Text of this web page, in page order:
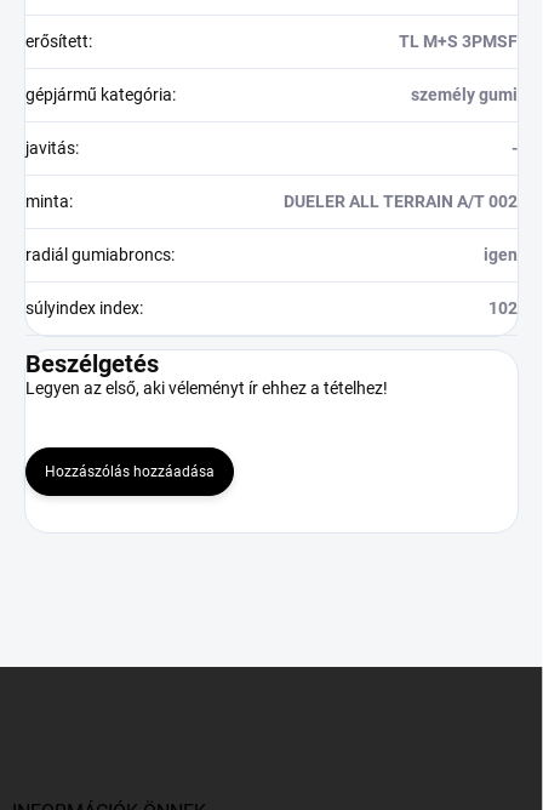
erősített: TL M+S 3PMSF
gépjármű kategória: személy gumi
javitás: -
minta: DUELER ALL TERRAIN A/T 002
radiál gumiabroncs: igen
súlyindex index: 102
Beszélgetés
Legyen az első, aki véleményt ír ehhez a tételhez!
Hozzászólás hozzáadása